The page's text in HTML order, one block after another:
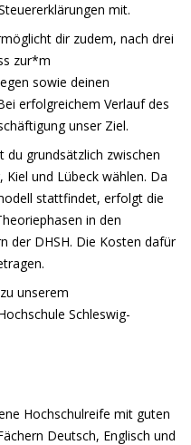
mit.
dir zudem, nach drei
zur*m
sowie deinen
erfolgreichem Verlauf des
unser Ziel.
du grundsätzlich zwischen
und Lübeck wählen. Da
stattfindet, erfolgt die
in den
der DHSH. Die Kosten dafür
unserem
Schleswig-
Hochschulreife mit guten
Deutsch, Englisch und